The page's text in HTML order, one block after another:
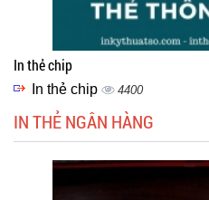
In thẻ chip
In thẻ chip 4400
IN THẺ NGÂN HÀNG